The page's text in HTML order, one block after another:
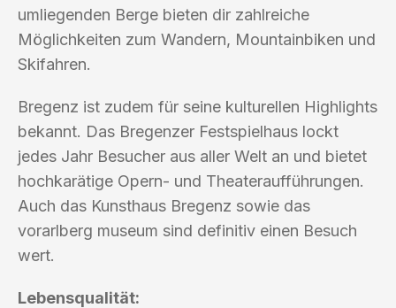
umliegenden Berge bieten dir zahlreiche
Möglichkeiten zum Wandern, Mountainbiken und
Skifahren.
Bregenz ist zudem für seine kulturellen Highlights
bekannt. Das Bregenzer Festspielhaus lockt
jedes Jahr Besucher aus aller Welt an und bietet
hochkarätige Opern- und Theateraufführungen.
Auch das Kunsthaus Bregenz sowie das
vorarlberg museum sind definitiv einen Besuch
wert.
Lebensqualität: